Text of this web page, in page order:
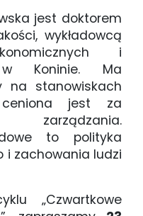
jest doktorem
wykładowcą
i
w Koninie. Ma
na stanowiskach
ceniona jest za
to polityka
i zachowania ludzi
„Czwartkowe